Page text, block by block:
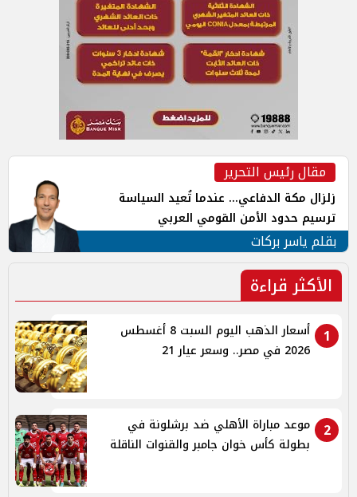
مقال رئيس التحرير
زلزال مكة الدفاعي... عندما تُعيد السياسة
ترسيم حدود الأمن القومي العربي
بقلم ياسر بركات
الأكثر قراءة
1
أسعار الذهب اليوم السبت 8 أغسطس
2026 في مصر.. وسعر عيار 21
2
موعد مباراة الأهلي ضد برشلونة في
بطولة كأس خوان جامبر والقنوات الناقلة